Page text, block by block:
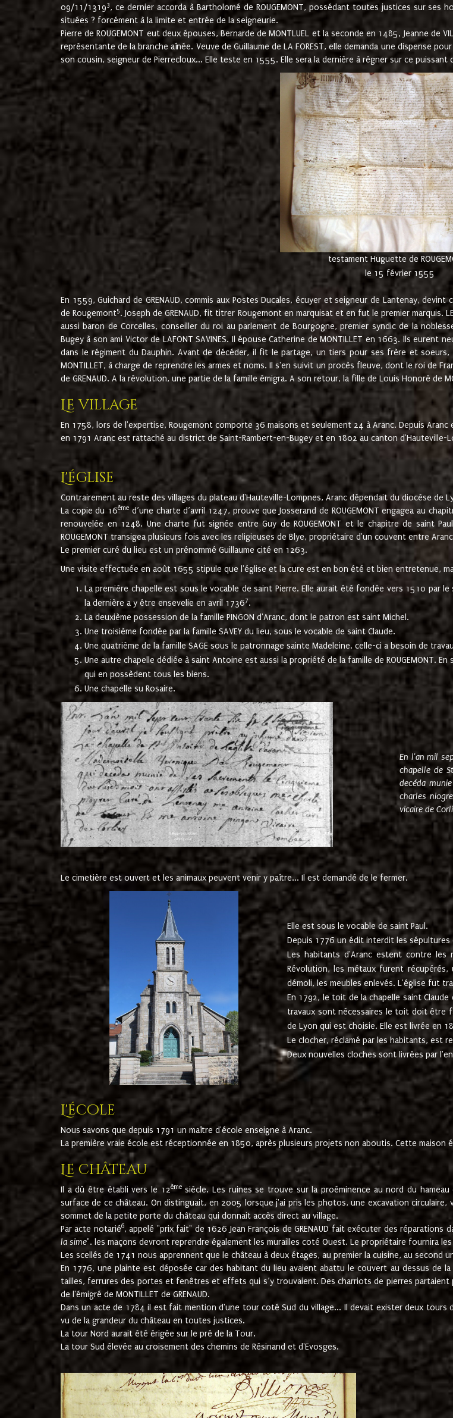
09/11/13193, ce dernier accorda à Bartholomé de ROUGEMONT, possédant toutes justices sur
situées ? forcément à la limite et entrée de la seigneurie.
Pierre de ROUGEMONT eut deux épouses, Bernarde de MONTLUEL et la seconde en 1485, Jeanne
représentante de la branche aînée. Veuve de Guillaume de LA FOREST, elle demanda une dispense
son cousin, seigneur de Pierrecloux... Elle teste en 1555. Elle sera la dernière à régner sur ce puissant
testament Huguette de
le 15 février 1555
En 1559, Guichard de GRENAUD, commis aux Postes Ducales, écuyer et seigneur de Lantenay,
de Rougemont5. Joseph de GRENAUD, fit titrer Rougemont en marquisat et en fut le premier marquis.
aussi baron de Corcelles, conseiller du roi au parlement de Bourgogne, premier syndic de la
Bugey à son ami Victor de LAFONT SAVINES. Il épouse Catherine de MONTILLET en 1663. Ils eurent
dans le régiment du Dauphin. Avant de décéder, il fit le partage, un tiers pour ses frère et soeurs,
MONTILLET, à charge de reprendre les armes et noms. Il s'en suivit un procès fleuve, dont le roi de
de GRENAUD. A la révolution, une partie de la famille émigra. A son retour, la fille de Louis Honoré de
Le village
En 1758, lors de l'expertise, Rougemont comporte 36 maisons et seulement 24 à Aranc. Depuis Aranc
en 1791 Aranc est rattaché au district de Saint-Rambert-en-Bugey et en 1802 au canton d'Hauteville-
L'église
Contrairement au reste des villages du plateau d'Hauteville-Lompnes, Aranc dépendait du diocèse de
La copie du 16ème d’une charte d’avril 1247, prouve que Josserand de ROUGEMONT engagea au
renouvelée en 1248. Une charte fut signée entre Guy de ROUGEMONT et le chapitre de saint
ROUGEMONT transigea plusieurs fois avec les religieuses de Blye, propriétaire d'un couvent entre
Le premier curé du lieu est un prénommé Guillaume cité en 1263.
Une visite effectuée en août 1655 stipule que l'église et la cure est en bon été et bien entretenue,
La première chapelle est sous le vocable de saint Pierre. Elle aurait été fondée vers 1510 par le
la dernière a y être ensevelie en avril 17367.
La deuxième possession de la famille PINGON d'Aranc, dont le patron est saint Michel.
Une troisième fondée par la famille SAVEY du lieu, sous le vocable de saint Claude.
Une quatrième de la famille SAGE sous le patronnage sainte Madeleine. celle-ci a besoin de
Une autre chapelle dédiée à saint Antoine est aussi la propriété de la famille de ROUGEMONT.
qui en possèdent tous les biens.
Une chapelle su Rosaire.
En l'an mil
chapelle de
decéda
charles
vicaire de
Le cimetière est ouvert et les animaux peuvent venir y paître... Il est demandé de le fermer.
Elle est sous le vocable de saint Paul.
Depuis 1776 un édit interdit les sépultures
Les habitants d'Aranc estent contre les
Révolution, les métaux furent
démoli, les meubles enlevés. L'église fut
En 1792, le toit de la chapelle saint
travaux sont nécessaires le toit doit être
de Lyon qui est choisie. Elle est livrée en
Le clocher, réclamé par les habitants, est
Deux nouvelles cloches sont livrées par
L'école
Nous savons que depuis 1791 un maître d'école enseigne à Aranc.
La première vraie école est réceptionnée en 1850, après plusieurs projets non aboutis. Cette
Le château
Il a dû être établi vers le 12èmesiècle. Les ruines se trouve sur la proéminence au nord du
surface de ce château. On distinguait, en 2005 lorsque j'ai pris les photos, une excavation
sommet de la petite porte du château qui donnait accès direct au village.
Par acte notarié6, appelé "prix fait" de 1626 Jean François de GRENAUD fait exécuter des
la sime". les maçons devront reprendre également les murailles coté Ouest. Le propriétaire fournira les
Les scellés de 1741 nous apprennent que le château à deux étages, au premier la cuisine, au second
En 1776, une plainte est déposée car des habitant du lieu avaient abattu le couvert au dessus de
tailles, ferrures des portes et fenêtres et effets qui s’y trouvaient. Des charriots de pierres partaient
de l'émigré de MONTILLET de GRENAUD.
Dans un acte de 1784 il est fait mention d'une tour coté Sud du village... Il devait exister deux tours
vu de la grandeur du château en toutes justices.
La tour Nord aurait été érigée sur le pré de la Tour.
La tour Sud élevée au croisement des chemins de Résinand et d'Evosges.